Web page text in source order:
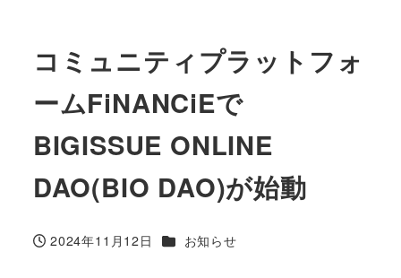
コミュニティプラットフォ
ームFiNANCiEで
BIGISSUE ONLINE
DAO(BIO DAO)が始動
投稿日
2024年11月12日 カテゴリー
お知らせ